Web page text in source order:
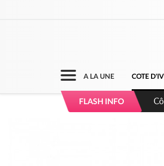
A LA UNE COTE
FLASH INFO